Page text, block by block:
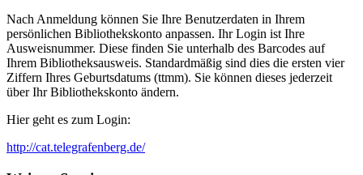
Nach Anmeldung können Sie Ihre Benutzerdaten in Ihrem
persönlichen Bibliothekskonto anpassen. Ihr Login ist Ihre
Ausweisnummer. Diese finden Sie unterhalb des Barcodes auf
Ihrem Bibliotheksausweis. Standardmäßig sind dies die ersten vier
Ziffern Ihres Geburtsdatums (ttmm). Sie können dieses jederzeit
über Ihr Bibliothekskonto ändern.
Hier geht es zum Login:
http://cat.telegrafenberg.de/